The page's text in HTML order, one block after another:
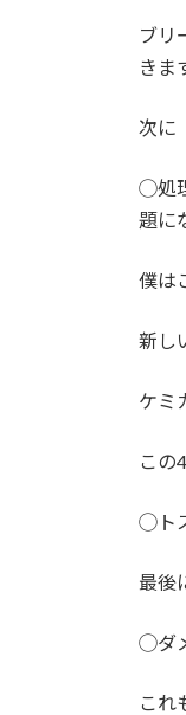
ブリ
きま
次に
◯処
題に
僕は
新し
ケミ
この
◯ト
最後
◯ダ
これ